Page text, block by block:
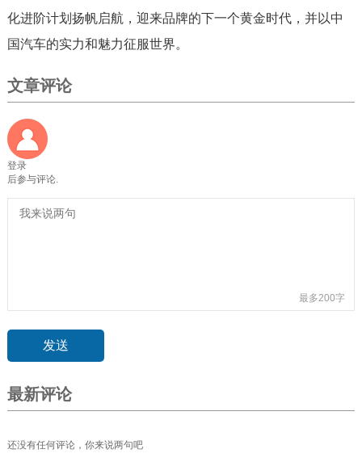
化进阶计划扬帆启航，迎来品牌的下一个黄金时代，并以中
国汽车的实力和魅力征服世界。
文章评论
登录
后参与评论.
最多200字
最新评论
还没有任何评论，你来说两句吧